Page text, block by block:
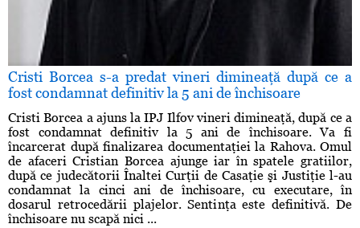
Cristi Borcea s-a predat vineri dimineaţă după ce a
fost condamnat definitiv la 5 ani de închisoare
Cristi Borcea a ajuns la IPJ Ilfov vineri dimineaţă, după ce a
fost condamnat definitiv la 5 ani de închisoare. Va fi
încarcerat după finalizarea documentaţiei la Rahova. Omul
de afaceri Cristian Borcea ajunge iar în spatele gratiilor,
după ce judecătorii Înaltei Curţii de Casaţie şi Justiţie l-au
condamnat la cinci ani de închisoare, cu executare, în
dosarul retrocedării plajelor. Sentinţa este definitivă. De
închisoare nu scapă nici ...